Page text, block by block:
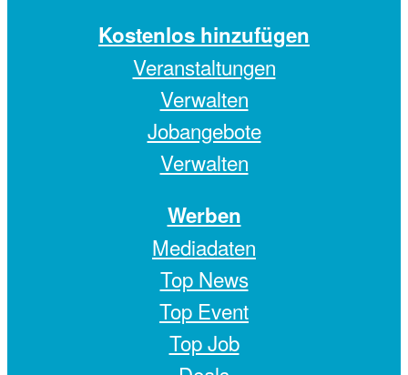
Kostenlos hinzufügen
Veranstaltungen
Verwalten
Jobangebote
Verwalten
Werben
Mediadaten
Top News
Top Event
Top Job